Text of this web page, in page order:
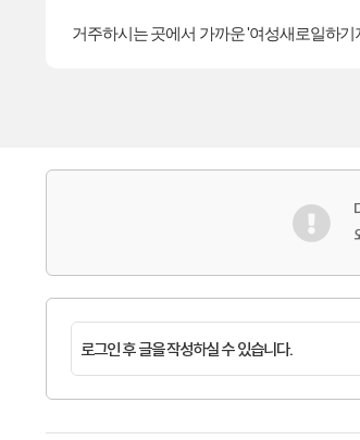
거주하시는 곳에서 가까운 '여성새로일하